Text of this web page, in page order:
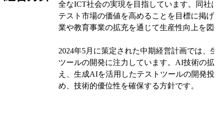
ービスを提供し、エンタープライズ系やWeb
系など幅広い領域に対応しています。
育サービスも提供しています。フィリピン法
企業や在比日系企業にサービスを提供してい
開発事業では、ソフトウェア・システムの開
全なICT社会の実現を目指しています。同社
テスト市場の価値を高めることを目標に掲げ
業や教育事業の拡充を通じて生産性向上を図
2024年5月に策定された中期経営計画では、
ツールの開発に注力しています。AI技術の拡
え、生成AIを活用したテストツールの開発投
め、技術的優位性を確保する方針です。